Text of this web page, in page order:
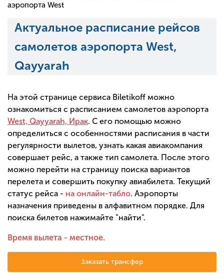
аэропорта West
Актуальное расписание рейсов
самолетов аэропорта West,
Qayyarah
На этой странице сервиса Biletikoff можно
ознакомиться с расписанием самолетов аэропорта
West, Qayyarah, Ирак. С его помощью можно
определиться с особенностями расписания в части
регулярности вылетов, узнать какая авиакомпания
совершает рейс, а также тип самолета. После этого
можно перейти на страницу поиска вариантов
перелета и совершить покупку авиабилета. Текущий
статус рейса - на онлайн-табло. Аэропорты
назначения приведены в алфавитном порядке. Для
поиска билетов нажимайте "найти".
Время вылета - местное.
Заказать трансфер